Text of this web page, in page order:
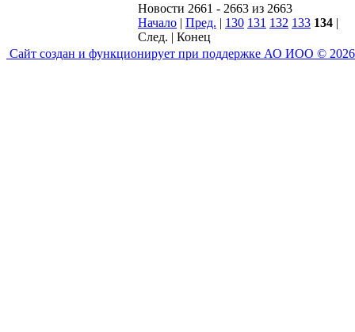
Новости 2661 - 2663 из 2663
Начало | Пред. | 130 131 132 133 134 |
След. | Конец
Сайт создан и функционирует при поддержке АО ИОО © 2026